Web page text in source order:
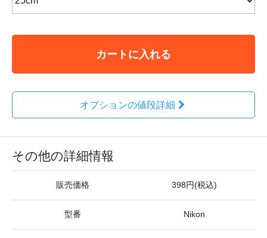
カートに入れる
オプションの値段詳細
その他の詳細情報
販売価格 398円(税込)
型番 Nikon